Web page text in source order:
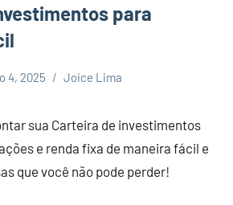
para
4, 2025 Joice Lima
sua Carteira de investimentos
e renda fixa de maneira fácil e
que você não pode perder!